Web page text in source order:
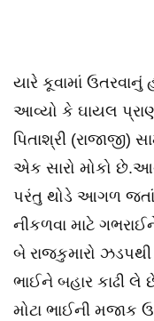
યારે કૂવામાં ઉતરવાનું
આવ્યો કે ઘાયલ
પિતાશ્રી (રાજાજી)
એક સારો મોકો
પરંતુ થોડે આગળ
નીકળવા માટે
બે રાજકુમારો
ભાઈને બહાર કાઢી
મોટા ભાઈની મજાક